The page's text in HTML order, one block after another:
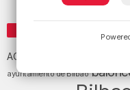
ACB
ayuntamiento de Bilbao